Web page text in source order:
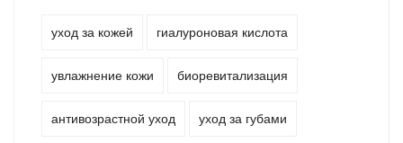
уход за кожей гиалуроновая кислота
увлажнение кожи биоревитализация
антивозрастной уход уход за губами